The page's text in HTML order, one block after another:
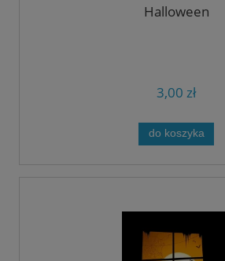
Halloween
3,00 zł
do koszyka